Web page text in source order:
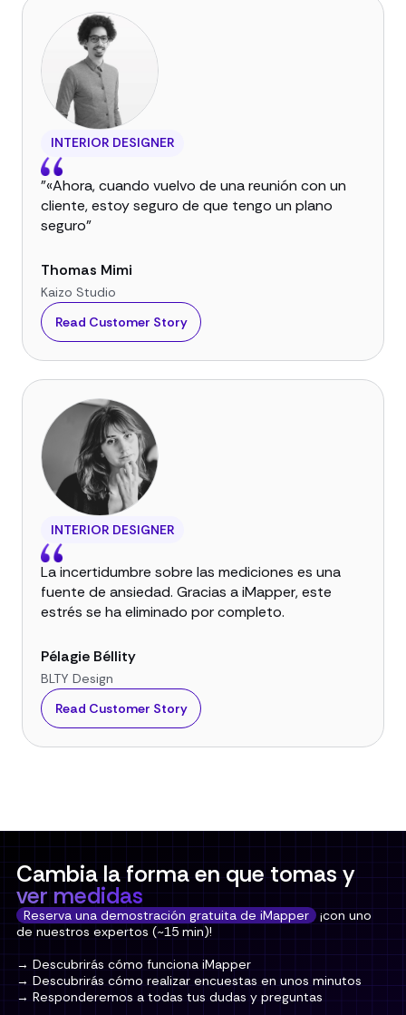
INTERIOR DESIGNER
"«Ahora, cuando vuelvo de una reunión con un
cliente, estoy seguro de que tengo un plano
seguro"
Thomas Mimi
Kaizo Studio
Read Customer Story
INTERIOR DESIGNER
La incertidumbre sobre las mediciones es una
fuente de ansiedad. Gracias a iMapper, este
estrés se ha eliminado por completo.
Pélagie Béllity
BLTY Design
Read Customer Story
Cambia la forma en que tomas y
ver medidas
Reserva una demostración gratuita de iMapper
¡con uno
de nuestros expertos (~15 min)!
→ Descubrirás cómo funciona iMapper
→ Descubrirás cómo realizar encuestas en unos minutos
→ Responderemos a todas tus dudas y preguntas